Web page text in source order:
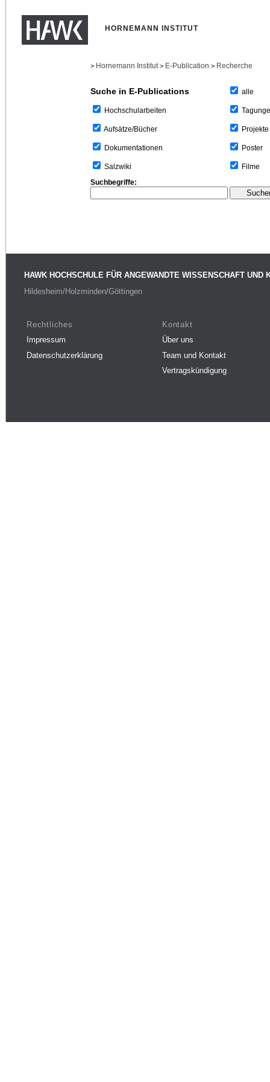
HORNEMANN INSTITUT
> Hornemann Institut > E-Publication > Recherche
Suche in E-Publications
Hochschularbeiten
Aufsätze/Bücher
Dokumentationen
Salzwiki
alle
Projekte
Poster
Filme
Suchbegriffe:
HAWK HOCHSCHULE FÜR ANGEWANDTE WISSENSCHAFT UND
Hildesheim/Holzminden/Göttingen
Rechtliches
Impressum
Datenschutzerklärung
Kontakt
Über uns
Team und Kontakt
Vertragskündigung